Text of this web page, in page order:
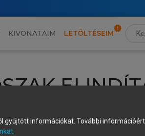
KIVONATAIM LETÖLTÉSEIM
fiókoddal, iskolai azonosítóddal vagy
díjmentes hozzáférésrevagy
gyűjtött információkat. További
.